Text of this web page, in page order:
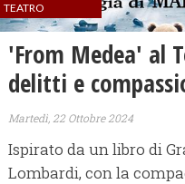
TEATRO
'From Medea' al
delitti e
Martedì, 22 Ottobre 2024
Ispirato da un libro di
Lombardi, con la